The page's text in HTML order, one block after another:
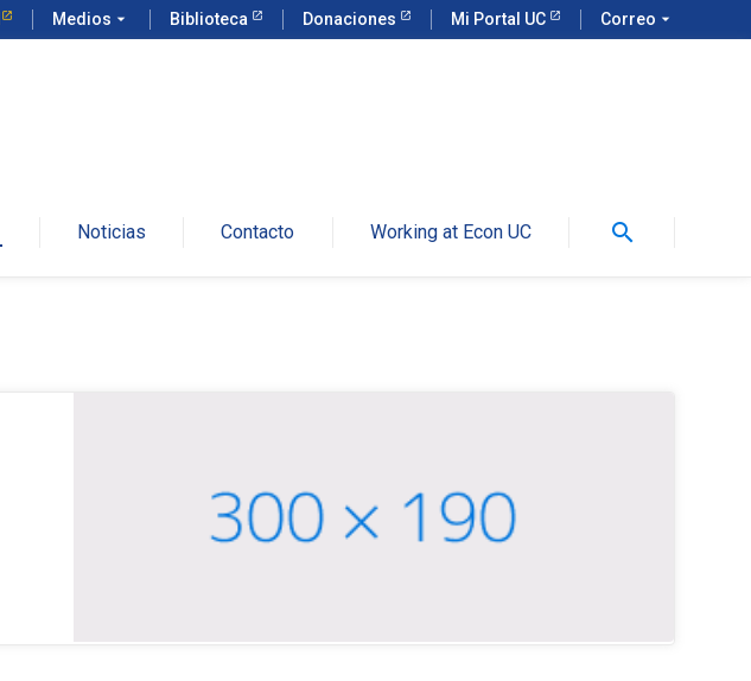
Medios arrow_drop_down Biblioteca Donaciones Mi Portal UC Correo arrow_drop_down
Noticias Contacto Working at Econ UC search